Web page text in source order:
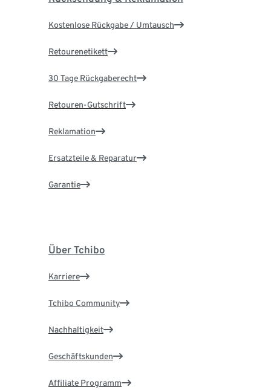
Kostenlose Rückgabe / Umtausch
Retourenetikett
30 Tage Rückgaberecht
Retouren-Gutschrift
Reklamation
Ersatzteile & Reparatur
Garantie
Über Tchibo
Karriere
Tchibo Community
Nachhaltigkeit
Geschäftskunden
Affiliate Programm